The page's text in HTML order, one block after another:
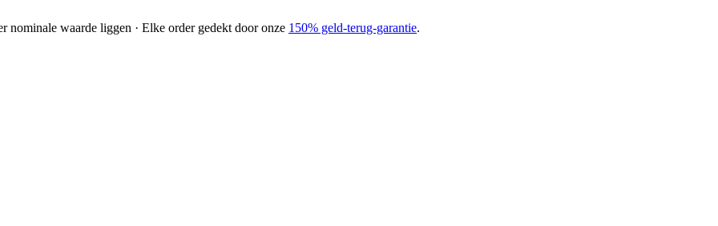
nominale waarde liggen · Elke order gedekt door onze 150% geld-terug-garantie.